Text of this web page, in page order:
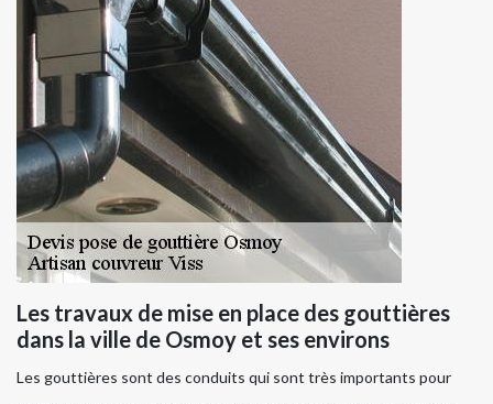
Les travaux de mise en place des gouttières
dans la ville de Osmoy et ses environs
Les gouttières sont des conduits qui sont très importants pour